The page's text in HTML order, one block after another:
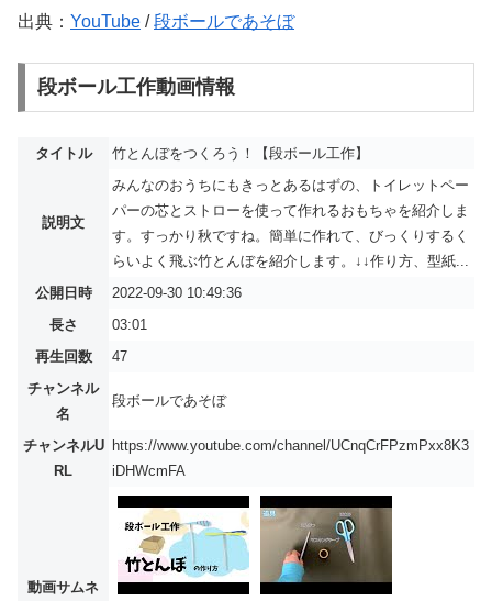
出典： YouTube /段ボールであそぼ
段ボール工作動画情報
タイトル 竹とんぼをつくろう！【段ボール工作】
説明文
みんなのおうちにもきっとあるはずの、トイレットペー
パーの芯とストローを使って作れるおもちゃを紹介しま
す。すっかり秋ですね。簡単に作れて、びっくりするく
らいよく飛ぶ竹とんぼを紹介します。↓↓作り方、型紙...
公開日時
2022-09-30 10:49:36
長さ
03:01
再生回数
47
チャンネル
名
段ボールであそぼ
チャンネルU
RL
https://www.youtube.com/channel/UCnqCrFPzmPxx8K3
iDHWcmFA
動画サムネ